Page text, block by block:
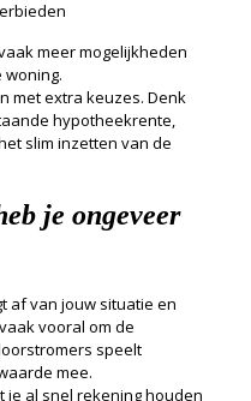
meer mogelijkheden
met extra keuzes. Denk
hypotheekrente,
slim inzetten van de
je ongeveer
af van jouw situatie en
vooral om de
speelt
mee.
je al snel rekening houden